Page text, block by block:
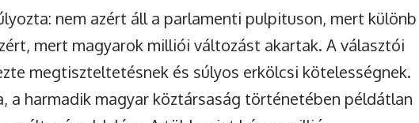
nem azért áll a parlamenti pulpituson, mert különb
mert magyarok milliói változást akartak. A választói
megtiszteltetésnek és súlyos erkölcsi kötelességnek.
a harmadik magyar köztársaság történetében példátlan